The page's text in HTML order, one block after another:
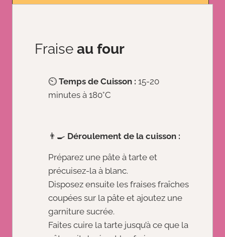
Fraise au four
⏲️ Temps de Cuisson : 15-20
minutes à 180°C
👨‍🍳 Déroulement de la cuisson :
Préparez une pâte à tarte et
précuisez-la à blanc.
Disposez ensuite les fraises fraîches
coupées sur la pâte et ajoutez une
garniture sucrée.
Faites cuire la tarte jusqu’à ce que la